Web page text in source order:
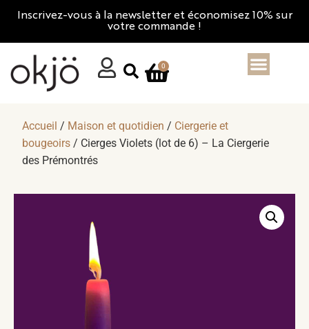
Inscrivez-vous à la newsletter et économisez 10% sur
votre commande !
0
Accueil / Maison et quotidien / Ciergerie et
bougeoirs / Cierges Violets (lot de 6) – La Ciergerie
des Prémontrés